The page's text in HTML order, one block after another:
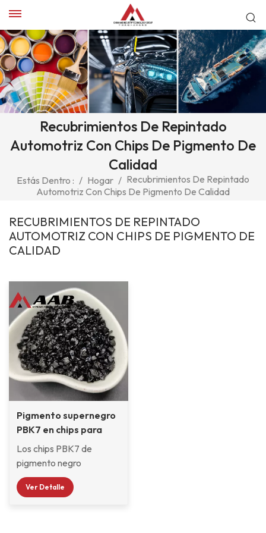
Recubrimientos De Repintado
Automotriz Con Chips De Pigmento De
Calidad
Estás Dentro : / Hogar / Recubrimientos De Repintado
Automotriz Con Chips De Pigmento De Calidad
RECUBRIMIENTOS DE REPINTADO
AUTOMOTRIZ CON CHIPS DE PIGMENTO DE
CALIDAD
Pigmento supernegro
PBK7 en chips para
pinturas automotrices
Los chips PBK7 de
pigmento negro
supernegro de Klarint se
utilizan ampliamente en
Ver Detalle